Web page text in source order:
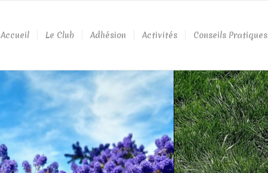
Accueil Le Club Adhésion Activités Conseils Pratiques